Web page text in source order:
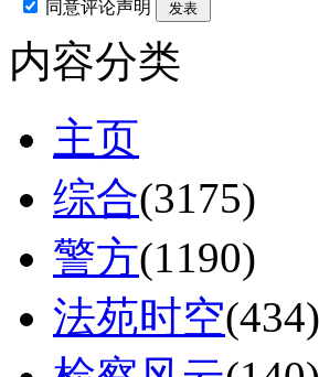
同意评论声明 发表
内容分类
主页
综合(3175)
警方(1190)
法苑时空(434)